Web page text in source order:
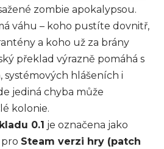
zombie apokalypsou.
váhu – koho pustíte dovnitř,
a koho už za brány
překlad výrazně pomáhá s
systémových hlášeních i
jediná chyba může
kolonie.
0.1 je označena jako
Steam verzi hry (patch